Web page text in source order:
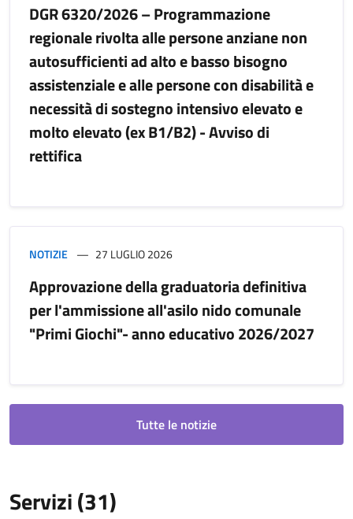
DGR 6320/2026 – Programmazione
regionale rivolta alle persone anziane non
autosufficienti ad alto e basso bisogno
assistenziale e alle persone con disabilità e
necessità di sostegno intensivo elevato e
molto elevato (ex B1/B2) - Avviso di
rettifica
NOTIZIE 27 LUGLIO 2026
Approvazione della graduatoria definitiva
per l'ammissione all'asilo nido comunale
"Primi Giochi"- anno educativo 2026/2027
Tutte le notizie
Servizi (31)